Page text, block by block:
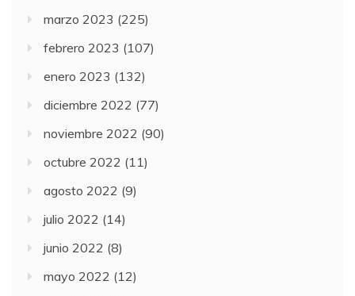
marzo 2023 (225)
febrero 2023 (107)
enero 2023 (132)
diciembre 2022 (77)
noviembre 2022 (90)
octubre 2022 (11)
agosto 2022 (9)
julio 2022 (14)
junio 2022 (8)
mayo 2022 (12)